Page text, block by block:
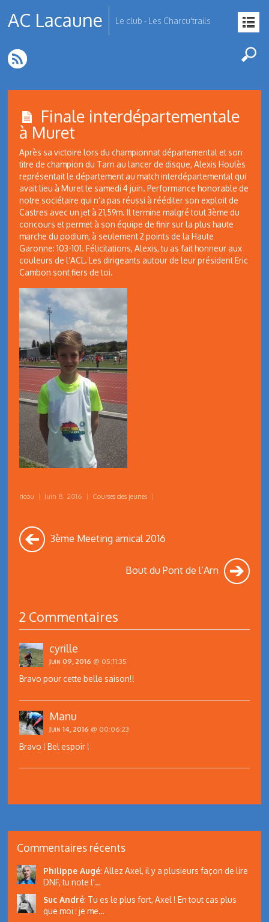
AC Lacaune Le club - Les Charcu'trails
Finale interdépartementale
à Muret
Après sa victoire lors du championnat départemental et son
titre de champion du Tarn au lancer de disque, Alexis Houlès
représentait le département au match interdépartemental qui
avait lieu à Muret le samedi 4 juin. Performance honorable de
notre sociétaire qui n’a pas réussi à rééditer son exploit de
Castres avec un jet à 21,59m. Il termine malgré tout 3ème du
concours et permet à son équipe de finir sur la plus haute
marche du podium, à seulement 2 points de la Haute
Garonne: 103-101. Félicitations, Alexis, tu as fait honneur aux
couleurs de l’ACL. Les dirigeants autour de leur président Eric
Cambon sont fiers de toi.
ricou | Juin 8, 2016 | Courses des jeunes |
3ème Meeting amical 2016
Bout du Pont de l’Arn
2 Commentaires
cyrille
Juin 09, 2016 @ 05:11:35
Bravo pour cette belle saison!!
Manu
Juin 14, 2016 @ 00:06:23
Bravo ! Bel espoir !
Commentaires récents
Philippe Augé: Allez Axel, il y a plusieurs façon de lire
DNF, tu note l'…
Suc André: Tu es le plus fort, Axel ! En tout cas plus
que moi : je me…